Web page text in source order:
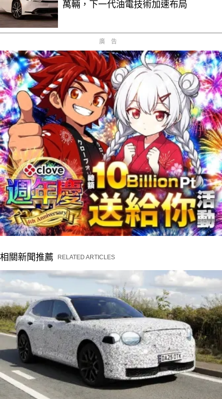
萬輛，下一代油電技術加速布局
廣告
相關新聞推薦 RELATED ARTICLES